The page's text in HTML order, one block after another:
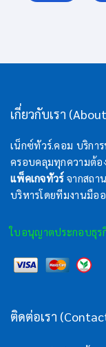
เกี่ยวกับเรา
เน็กซ์ทัวร์.คอม บริกา
ครอบคลุมทุกความต้อ
แพ็คเกจทัวร์จากสถา
บริหารโดยทีมงานมือ
ใบอนุญาตประกอบธุร
ติดต่อเรา